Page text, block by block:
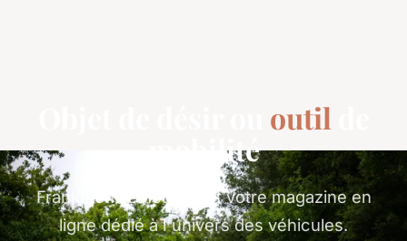
outil
mobilité
Frankmonisemotors est votre magazine en
ligne dédié à l'univers des véhicules.